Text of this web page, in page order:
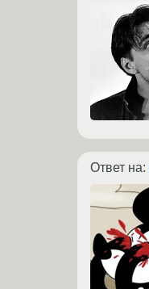
Ответ на: